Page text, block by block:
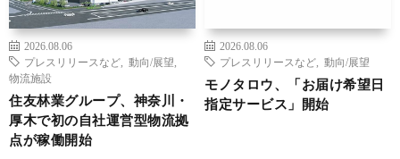
2026.08.06
プレスリリースなど
動向/展望
物流施設
住友林業グループ、神奈川・
厚木で初の自社運営型物流拠
点が稼働開始
2026.08.06
プレスリリースなど
動向/展望
モノタロウ、「お届け希望日
指定サービス」開始